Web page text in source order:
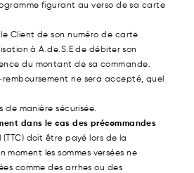
figurant au verso de sa carte
Client de son numéro de carte
à A.de.S.E de débiter son
du montant de sa commande.
ne sera accepté, quel
de manière sécurisée.
dans le cas des précommandes
doit être payé lors de la
moment les sommes versées ne
comme des arrhes ou des